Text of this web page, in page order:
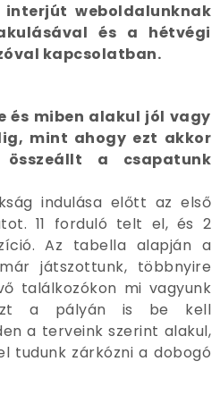
weboldalunknak
és a hétvégi
kapcsolatban.
és miben alakul jól vagy
mint ahogy ezt akkor
a csapatunk
indulása előtt az első
11 forduló telt el, és 2
Az tabella alapján a
játszottunk, többnyire
találkozókon mi vagyunk
a pályán is be kell
a terveink szerint alakul,
tudunk zárkózni a dobogó